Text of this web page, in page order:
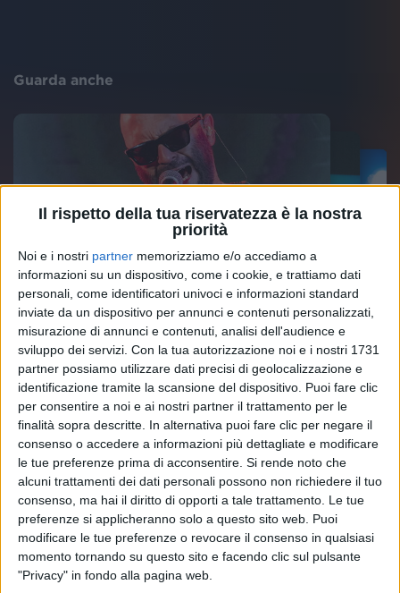
Il rispetto della tua riservatezza è la nostra
priorità
Noi e i nostri partner memorizziamo e/o accediamo a
informazioni su un dispositivo, come i cookie, e trattiamo dati
personali, come identificatori univoci e informazioni standard
inviate da un dispositivo per annunci e contenuti personalizzati,
misurazione di annunci e contenuti, analisi dell'audience e
sviluppo dei servizi. Con la tua autorizzazione noi e i nostri 1731
partner possiamo utilizzare dati precisi di geolocalizzazione e
identificazione tramite la scansione del dispositivo. Puoi fare clic
per consentire a noi e ai nostri partner il trattamento per le
finalità sopra descritte. In alternativa puoi fare clic per negare il
consenso o accedere a informazioni più dettagliate e modificare
le tue preferenze prima di acconsentire. Si rende noto che
alcuni trattamenti dei dati personali possono non richiedere il tuo
consenso, ma hai il diritto di opporti a tale trattamento. Le tue
preferenze si applicheranno solo a questo sito web. Puoi
modificare le tue preferenze o revocare il consenso in qualsiasi
momento tornando su questo sito e facendo clic sul pulsante
"Privacy" in fondo alla pagina web.
Guarda anche
NEGRAMARO
INTERVISTA 25/05/26
3VIDEO 18FOTO
NEGRAMARO
INTERVISTA 19/05/25
3VIDEO 13FOTO
NEGRAMARO
RADIO ITALIA LIVE 13/12/2024